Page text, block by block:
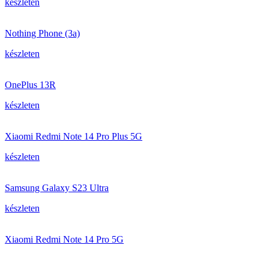
készleten
Nothing Phone (3a)
készleten
OnePlus 13R
készleten
Xiaomi Redmi Note 14 Pro Plus 5G
készleten
Samsung Galaxy S23 Ultra
készleten
Xiaomi Redmi Note 14 Pro 5G